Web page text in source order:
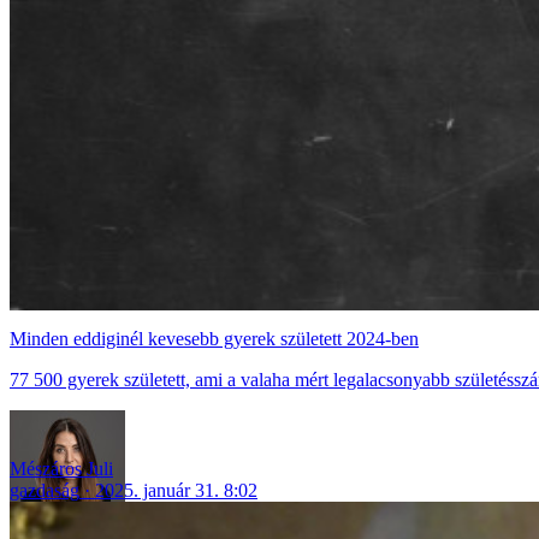
Minden eddiginél kevesebb gyerek született 2024-ben
77 500 gyerek született, ami a valaha mért legalacsonyabb
Mészáros Juli
gazdaság
2025. január 31. 8:02